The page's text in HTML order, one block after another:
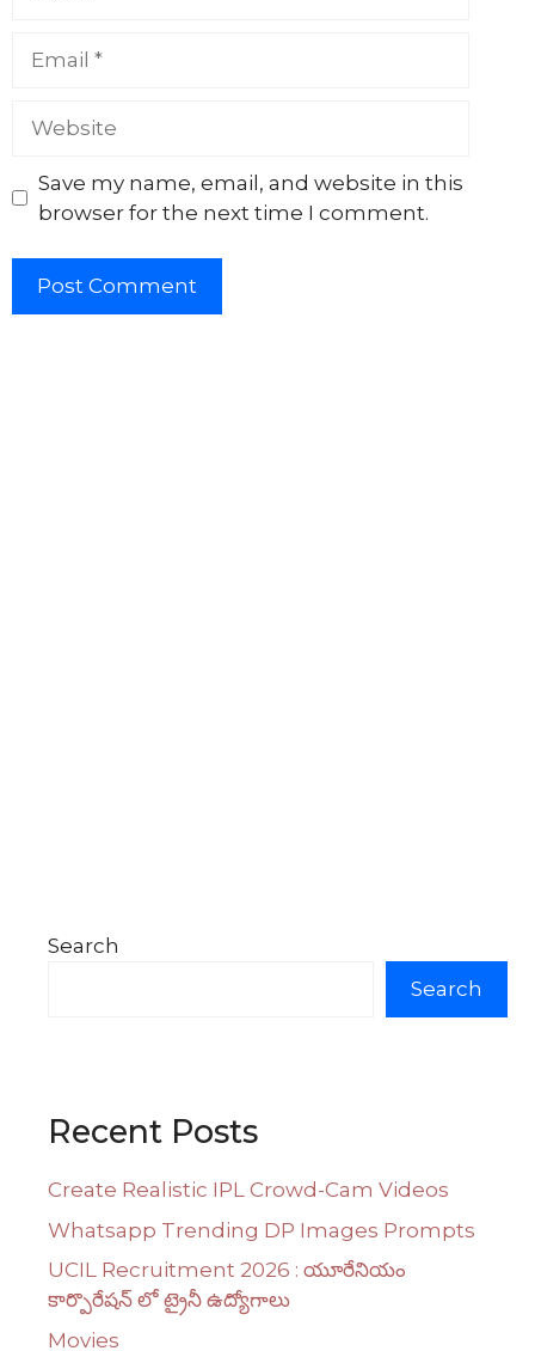
Save my name, email, and website in this
browser for the next time I comment.
Search
Search
Recent Posts
Create Realistic IPL Crowd-Cam Videos
Whatsapp Trending DP Images Prompts
UCIL Recruitment 2026 : యూరేనియం
కార్పొరేషన్ లో ట్రైనీ ఉద్యోగాలు
Movies